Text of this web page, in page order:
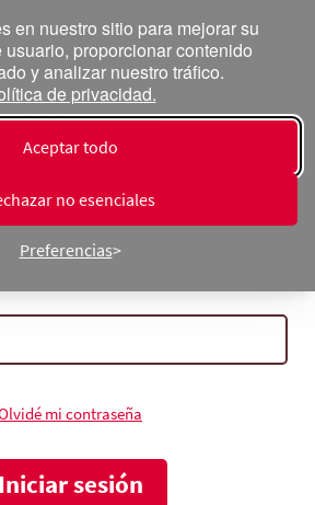
en nuestro sitio para mejorar su
proporcionar contenido
y analizar nuestro tráfico.
de privacidad.
Aceptar todo
no esenciales
Preferencias
sesión
mi contraseña